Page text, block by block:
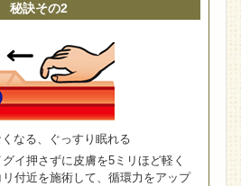
秘訣その2
なる、ぐっすり眠れる
イ押さずに皮膚を5ミリほど軽く
付近を施術して、循環力をアップ